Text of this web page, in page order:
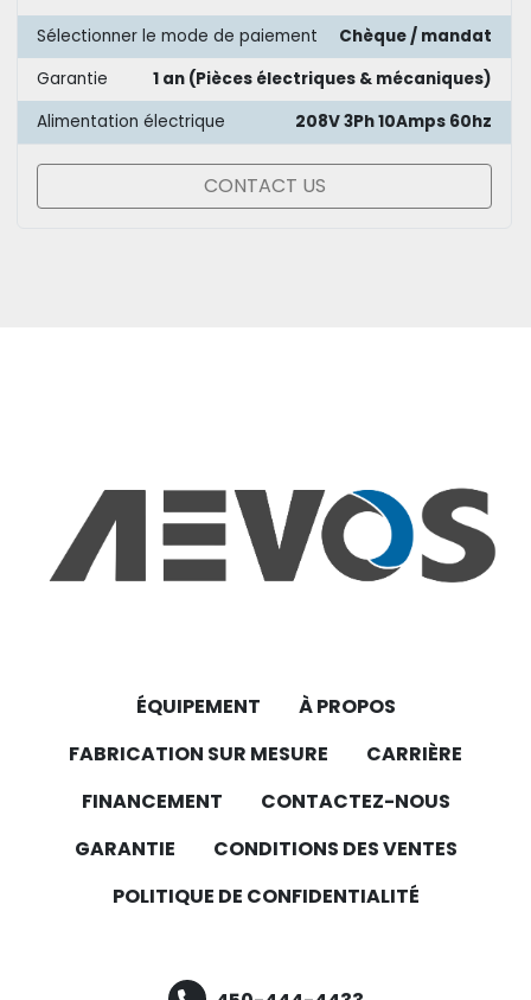
Sélectionner le mode de paiement
Chèque / mandat
Garantie
1 an (Pièces électriques & mécaniques)
Alimentation électrique
208V 3Ph 10Amps 60hz
CONTACT US
ÉQUIPEMENT
À PROPOS
FABRICATION SUR MESURE
CARRIÈRE
FINANCEMENT
CONTACTEZ-NOUS
GARANTIE
CONDITIONS DES VENTES
POLITIQUE DE CONFIDENTIALITÉ